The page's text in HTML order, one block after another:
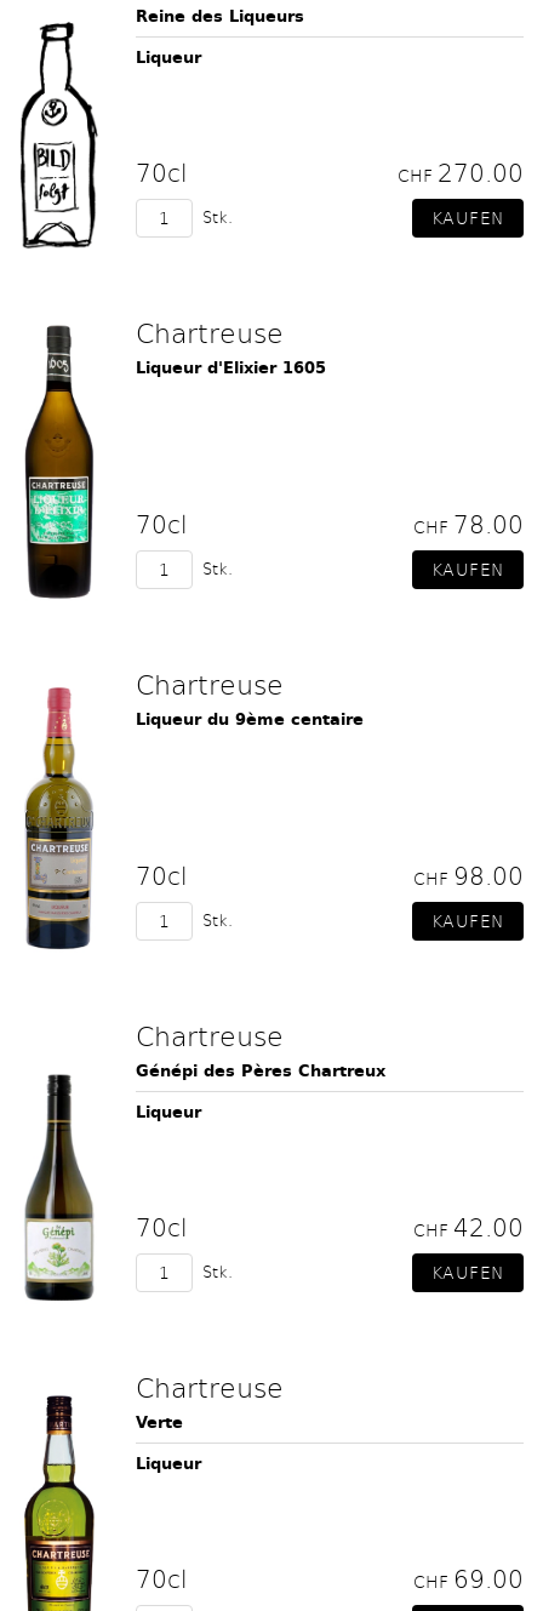
Reine des Liqueurs
Liqueur
70cl CHF 270.00
Stk.
Chartreuse
Liqueur d'Elixier 1605
70cl CHF 78.00
Stk.
Chartreuse
Liqueur du 9ème centaire
70cl CHF 98.00
Stk.
Chartreuse
Génépi des Pères Chartreux
Liqueur
70cl CHF 42.00
Stk.
Chartreuse
Verte
Liqueur
70cl CHF 69.00